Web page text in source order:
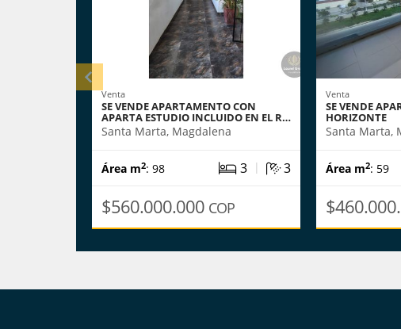
Venta
SE VENDE APARTAMENTO CON
APARTA ESTUDIO INCLUIDO EN EL R…
Santa Marta, Magdalena
Área m2: 98 3 | 3
$560.000.000 COP
Venta
SE VENDE
HORIZONTE
Santa Marta,
Área m2: 59